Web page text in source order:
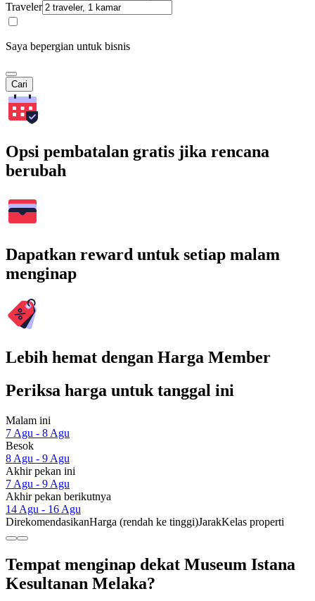
Traveler
Saya bepergian untuk bisnis
Cari
Opsi pembatalan gratis jika rencana
berubah
Dapatkan reward untuk setiap malam
menginap
Lebih hemat dengan Harga Member
Periksa harga untuk tanggal ini
Malam ini
7 Agu - 8 Agu
Besok
8 Agu - 9 Agu
Akhir pekan ini
7 Agu - 9 Agu
Akhir pekan berikutnya
14 Agu - 16 Agu
DirekomendasikanHarga (rendah ke tinggi)JarakKelas properti
Tempat menginap dekat Museum Istana
Kesultanan Melaka?